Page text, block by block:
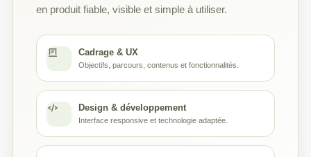
en produit fiable, visible et simple à utiliser.
Cadrage & UX
Objectifs, parcours, contenus et fonctionnalités.
Design & développement
Interface responsive et technologie adaptée.